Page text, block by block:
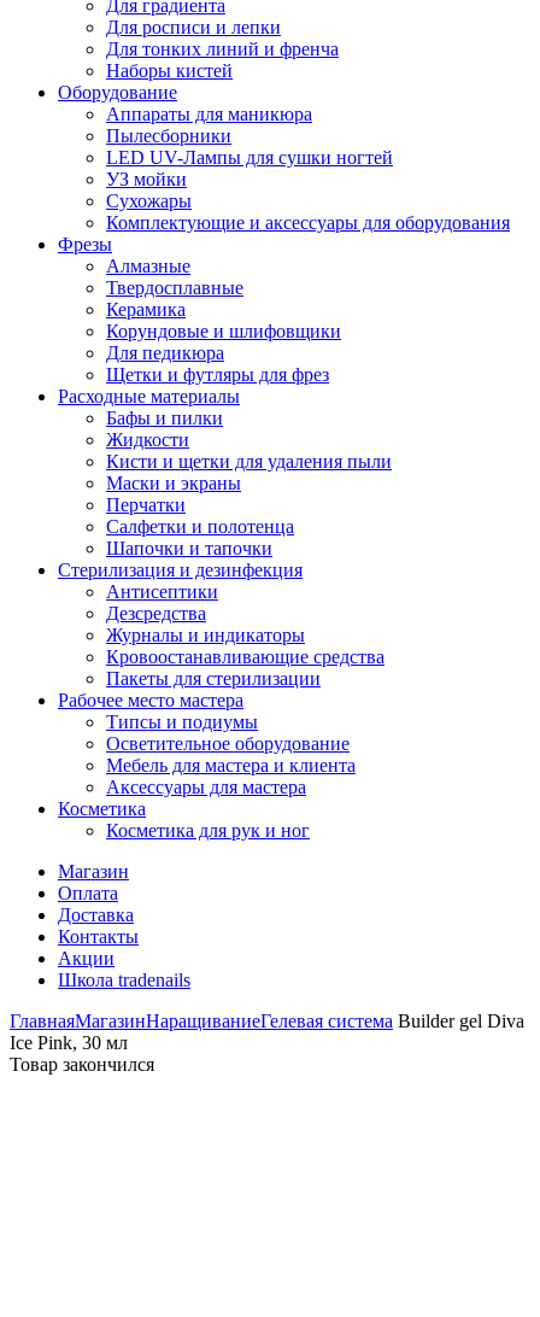
Для градиента
Для росписи и лепки
Для тонких линий и френча
Наборы кистей
Оборудование
Аппараты для маникюра
Пылесборники
LED UV-Лампы для сушки ногтей
УЗ мойки
Сухожары
Комплектующие и аксессуары для оборудования
Фрезы
Алмазные
Твердосплавные
Керамика
Корундовые и шлифовщики
Для педикюра
Щетки и футляры для фрез
Расходные материалы
Бафы и пилки
Жидкости
Кисти и щетки для удаления пыли
Маски и экраны
Перчатки
Салфетки и полотенца
Шапочки и тапочки
Стерилизация и дезинфекция
Антисептики
Дезсредства
Журналы и индикаторы
Кровоостанавливающие средства
Пакеты для стерилизации
Рабочее место мастера
Типсы и подиумы
Осветительное оборудование
Мебель для мастера и клиента
Аксессуары для мастера
Косметика
Косметика для рук и ног
Магазин
Оплата
Доставка
Контакты
Акции
Школа tradenails
ГлавнаяМагазинНаращиваниеГелевая система Builder gel Diva
Ice Pink, 30 мл
Товар закончился